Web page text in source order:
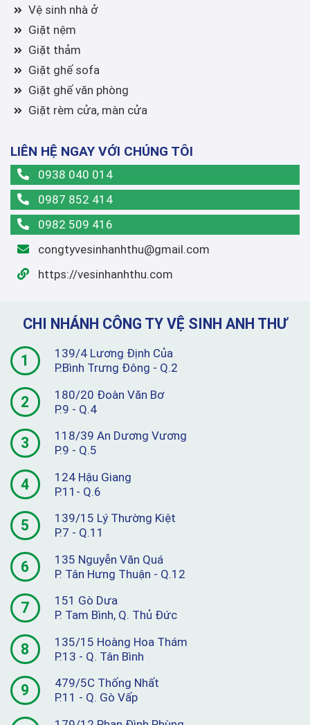
Vệ sinh nhà ở
Giặt nệm
Giặt thảm
Giặt ghế sofa
Giặt ghế văn phòng
Giặt rèm cửa, màn cửa
LIÊN HỆ NGAY VỚI CHÚNG TÔI
0938 040 014
0987 852 414
0982 509 416
congtyvesinhanhthu@gmail.com
https://vesinhanhthu.com
CHI NHÁNH CÔNG TY VỆ SINH ANH THƯ
1
139/4 Lương Định Của
P.Bình Trưng Đông - Q.2
2
180/20 Đoàn Văn Bơ
P.9 - Q.4
3
118/39 An Dương Vương
P.9 - Q.5
4
124 Hậu Giang
P.11- Q.6
5
139/15 Lý Thường Kiệt
P.7 - Q.11
6
135 Nguyễn Văn Quá
P. Tân Hưng Thuận - Q.12
7
151 Gò Dưa
P. Tam Bình, Q. Thủ Đức
8
135/15 Hoàng Hoa Thám
P.13 - Q. Tân Bình
9
479/5C Thống Nhất
P.11 - Q. Gò Vấp